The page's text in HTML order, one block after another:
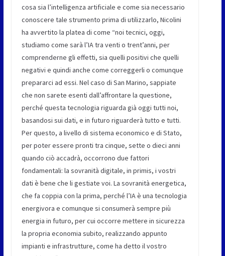
cosa sia l’intelligenza artificiale e come sia necessario
conoscere tale strumento prima di utilizzarlo, Nicolini
ha avvertito la platea di come “noi tecnici, oggi,
studiamo come sarà l’IA tra venti o trent’anni, per
comprenderne gli effetti, sia quelli positivi che quelli
negativi e quindi anche come correggerli o comunque
prepararci ad essi. Nel caso di San Marino, sappiate
che non sarete esenti dall’affrontare la questione,
perché questa tecnologia riguarda già oggi tutti noi,
basandosi sui dati, e in futuro riguarderà tutto e tutti.
Per questo, a livello di sistema economico e di Stato,
per poter essere pronti tra cinque, sette o dieci anni
quando ciò accadrà, occorrono due fattori
fondamentali: la sovranità digitale, in primis, i vostri
dati è bene che li gestiate voi. La sovranità energetica,
che fa coppia con la prima, perché l’IA è una tecnologia
energivora e comunque si consumerà sempre più
energia in futuro, per cui occorre mettere in sicurezza
la propria economia subito, realizzando appunto
impianti e infrastrutture, come ha detto il vostro